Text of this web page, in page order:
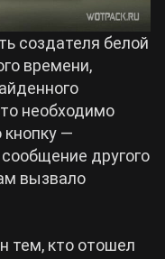
создателя белой
времени,
необходимо
—
сообщение другого
вызвало
тем, кто отошел